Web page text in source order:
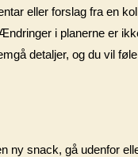
eller forslag fra en
i planerne er
detaljer, og du vil
ny snack, gå udenfor